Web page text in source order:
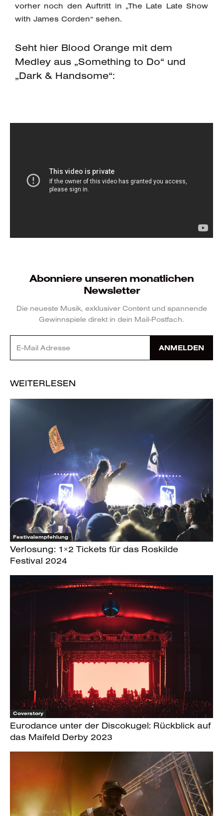
vorher noch den Auftritt in „The Late Late Show
with James Corden“ sehen.
Seht hier Blood Orange mit dem
Medley aus „Something to Do“ und
„Dark & Handsome“:
Abonniere unseren monatlichen
Newsletter
Die neueste Musik, exklusiver Content und spannende
Gewinnspiele direkt in dein Mail-Postfach.
ANMELDEN
WEITERLESEN
Festivalempfehlung
Verlosung: 1×2 Tickets für das Roskilde
Festival 2024
Coverstory
Eurodance unter der Discokugel: Rückblick auf
das Maifeld Derby 2023